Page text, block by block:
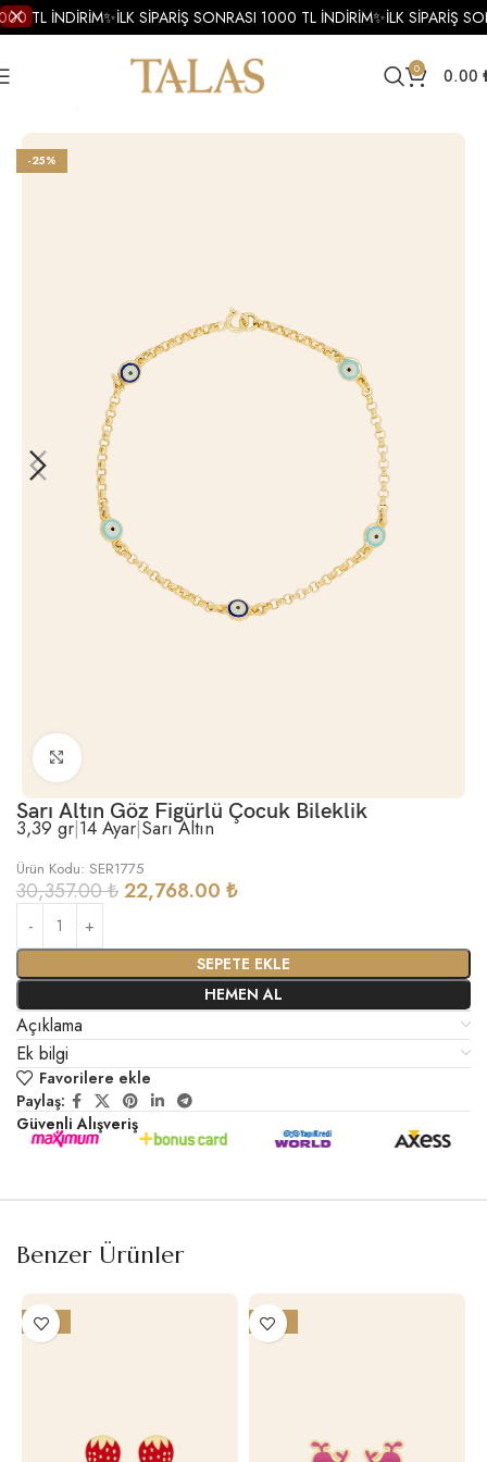
0 0.00
-25%
Büyütmek için tıklayın
Sarı Altın Göz Figürlü Çocuk Bileklik
3,39 gr|14 Ayar|Sarı Altın
Ürün Kodu: SER1775
30,357.00₺22,768.00 ₺
SEPETE EKLE
HEMEN AL
Açıklama
Ek bilgi
Favorilere ekle
Paylaş:
Güvenli Alışveriş
Benzer Ürünler
-10% -14%
TL İNDİRİM✨İLK SİPARİŞ SONRASI 1000 TL İNDİRİM✨İLK SİPARİŞ